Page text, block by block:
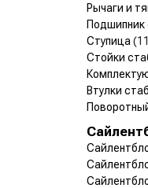
Рычаги и
Подшипник
Ступица
Стойки
Втулки